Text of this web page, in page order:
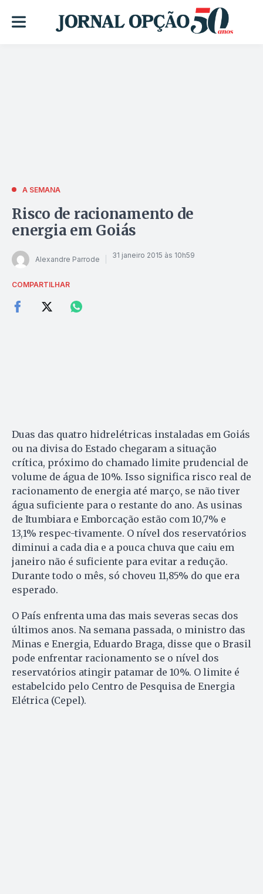
A SEMANA
Risco de racionamento de
energia em Goiás
Alexandre Parrode 31 janeiro 2015 às 10h59
COMPARTILHAR
Duas das quatro hidrelétricas instaladas em Goiás
ou na divisa do Estado chegaram a situação
crítica, próximo do chamado limite prudencial de
volume de água de 10%. Isso significa risco real de
racionamento de energia até março, se não tiver
água suficiente para o restante do ano. As usinas
de Itumbiara e Emborcação estão com 10,7% e
13,1% respec-tivamente. O nível dos reservatórios
diminui a cada dia e a pouca chuva que caiu em
janeiro não é suficiente para evitar a redução.
Durante todo o mês, só choveu 11,85% do que era
esperado.
O País enfrenta uma das mais severas secas dos
últimos anos. Na semana passada, o ministro das
Minas e Energia, Eduardo Braga, disse que o Brasil
pode enfrentar racionamento se o nível dos
reservatórios atingir patamar de 10%. O limite é
estabelcido pelo Centro de Pesquisa de Energia
Elétrica (Cepel).